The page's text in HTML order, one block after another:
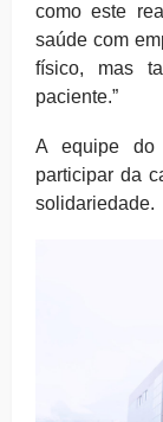
como este
saúde com
físico, mas
paciente.”
A equipe do
participar da
solidariedade.